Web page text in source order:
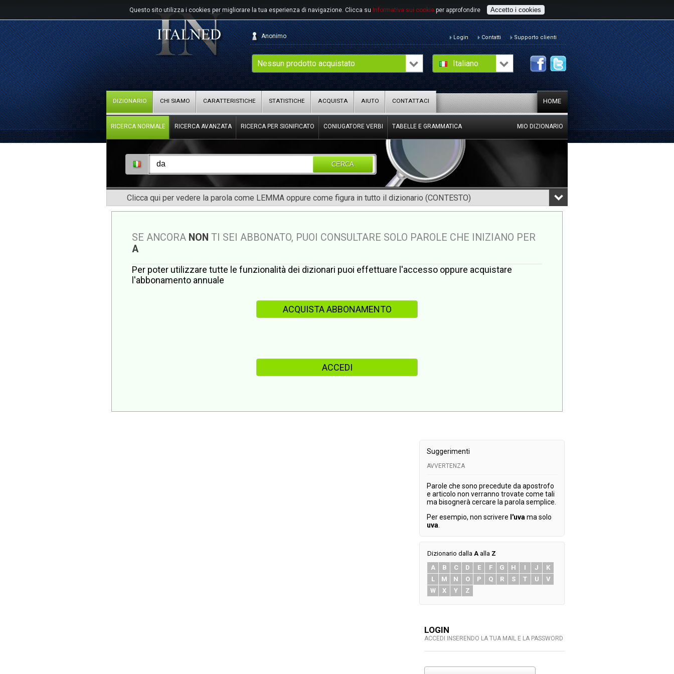
Questo sito utilizza i cookies per migliorare la tua esperienza di navigazione. Clicca su Informativa sui cookie per approfondire Accetto i cookies
Italiano
Nessun prodotto acquistato
Anonimo Login Contatti Supporto clienti
HOME
DIZIONARIO CHI SIAMO CARATTERISTICHE STATISTICHE ACQUISTA AIUTO CONTATTACI
RICERCA NORMALE RICERCA AVANZATA RICERCA PER SIGNIFICATO CONIUGATORE VERBI TABELLE E GRAMMATICA MIO DIZIONARIO
CERCA
Clicca qui per vedere la parola come LEMMA oppure come figura in tutto il dizionario (CONTESTO)
SE ANCORA NON TI SEI ABBONATO, PUOI CONSULTARE SOLO PAROLE CHE INIZIANO PER
A
Per poter utilizzare tutte le funzionalità dei dizionari puoi effettuare l'accesso oppure acquistare
l'abbonamento annuale
ACQUISTA ABBONAMENTO
ACCEDI
Suggerimenti
AVVERTENZA
Parole che sono precedute da apostrofo
e articolo non verranno trovate come tali
ma bisognerà cercare la parola semplice.
Per esempio, non scrivere l'uva ma solo
uva
Dizionario dalla A alla Z
A
B C D E F G H I J
K
L
M N O P Q R S T U
V
W
X Y Z
LOGIN
ACCEDI INSERENDO LA TUA MAIL E LA PASSWORD